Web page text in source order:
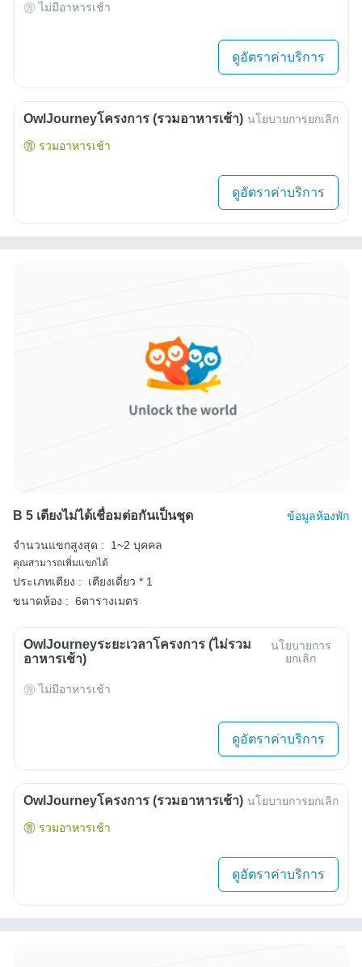
ไม่มีอาหารเช้า
ดูอัตราค่าบริการ
OwlJourneyโครงการ (รวมอาหารเช้า) นโยบายการยกเลิก
รวมอาหารเช้า
ดูอัตราค่าบริการ
B 5 เตียงไม่ได้เชื่อมต่อกันเป็นชุด ข้อมูลห้องพัก
จำนวนแขกสูงสุด : 1~2 บุคคล
คุณสามารถเพิ่มแขกได้
ประเภทเตียง :
เตียงเดี่ยว * 1
ขนาดห้อง : 6ตารางเมตร
OwlJourneyระยะเวลาโครงการ (ไม่รวม
อาหารเช้า)
นโยบายการ
ยกเลิก
ไม่มีอาหารเช้า
ดูอัตราค่าบริการ
OwlJourneyโครงการ (รวมอาหารเช้า) นโยบายการยกเลิก
รวมอาหารเช้า
ดูอัตราค่าบริการ